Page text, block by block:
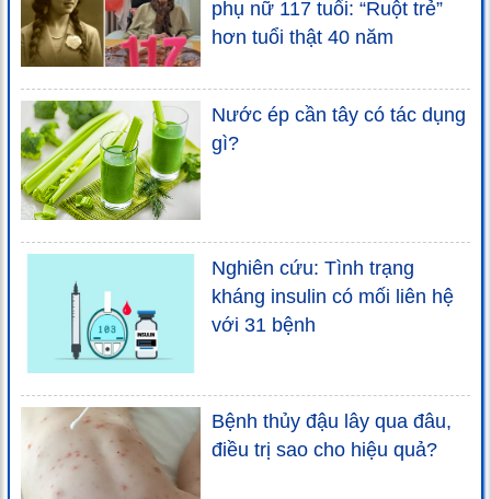
phụ nữ 117 tuổi: “Ruột trẻ”
hơn tuổi thật 40 năm
Nước ép cần tây có tác dụng
gì?
Nghiên cứu: Tình trạng
kháng insulin có mối liên hệ
với 31 bệnh
Bệnh thủy đậu lây qua đâu,
điều trị sao cho hiệu quả?